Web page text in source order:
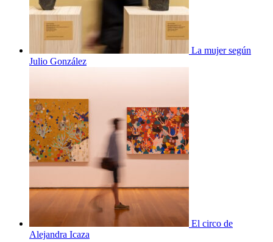
La mujer según
Julio González
El circo de
Alejandra Icaza